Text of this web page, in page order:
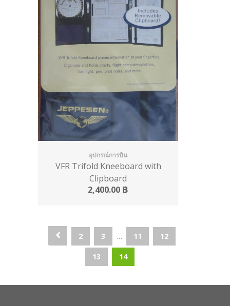
อุปกรณ์การบิน
VFR Trifold Kneeboard with
Clipboard
2,400.00 ฿
1 2 3 … 11 12
13 14